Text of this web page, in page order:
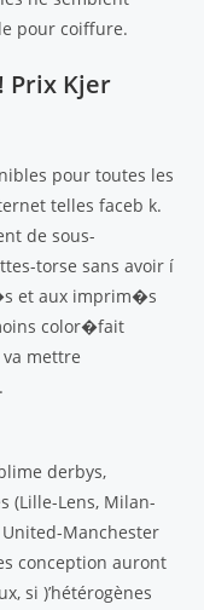
pour coiffure.
Prix Kjer
pour toutes les
telles faceb k.
de sous-
torse sans avoir í
et aux imprim�s
color�fait
mettre
derbys,
(Lille-Lens, Milan-
Manchester
conception auront
si )’hétérogènes